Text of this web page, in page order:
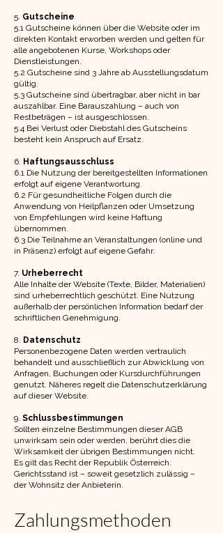
5. Gutscheine
5.1 Gutscheine können über die Website oder im
direkten Kontakt erworben werden und gelten für
alle angebotenen Kurse, Workshops oder
Dienstleistungen.
5.2 Gutscheine sind 3 Jahre ab Ausstellungsdatum
gültig.
5.3 Gutscheine sind übertragbar, aber nicht in bar
auszahlbar. Eine Barauszahlung – auch von
Restbeträgen – ist ausgeschlossen.
5.4 Bei Verlust oder Diebstahl des Gutscheins
besteht kein Anspruch auf Ersatz.
6. Haftungsausschluss
6.1 Die Nutzung der bereitgestellten Informationen
erfolgt auf eigene Verantwortung.
6.2 Für gesundheitliche Folgen durch die
Anwendung von Heilpflanzen oder Umsetzung
von Empfehlungen wird keine Haftung
übernommen.
6.3 Die Teilnahme an Veranstaltungen (online und
in Präsenz) erfolgt auf eigene Gefahr.
7. Urheberrecht
Alle Inhalte der Website (Texte, Bilder, Materialien)
sind urheberrechtlich geschützt. Eine Nutzung
außerhalb der persönlichen Information bedarf der
schriftlichen Genehmigung.
8. Datenschutz
Personenbezogene Daten werden vertraulich
behandelt und ausschließlich zur Abwicklung von
Anfragen, Buchungen oder Kursdurchführungen
genutzt. Näheres regelt die Datenschutzerklärung
auf dieser Website.
9. Schlussbestimmungen
Sollten einzelne Bestimmungen dieser AGB
unwirksam sein oder werden, berührt dies die
Wirksamkeit der übrigen Bestimmungen nicht.
Es gilt das Recht der Republik Österreich.
Gerichtsstand ist – soweit gesetzlich zulässig –
der Wohnsitz der Anbieterin.
Zahlungsmethoden